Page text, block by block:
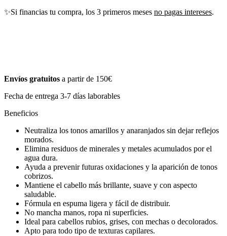
✨Si financias tu compra, los 3 primeros meses no pagas intereses.
Envíos gratuitos a partir de 150€
Fecha de entrega 3-7 días laborables
Beneficios
Neutraliza los tonos amarillos y anaranjados sin dejar reflejos
morados.
Elimina residuos de minerales y metales acumulados por el
agua dura.
Ayuda a prevenir futuras oxidaciones y la aparición de tonos
cobrizos.
Mantiene el cabello más brillante, suave y con aspecto
saludable.
Fórmula en espuma ligera y fácil de distribuir.
No mancha manos, ropa ni superficies.
Ideal para cabellos rubios, grises, con mechas o decolorados.
Apto para todo tipo de texturas capilares.